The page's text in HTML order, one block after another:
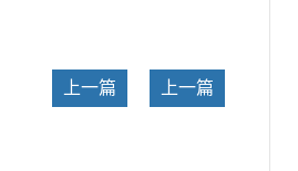
上一篇 上一篇